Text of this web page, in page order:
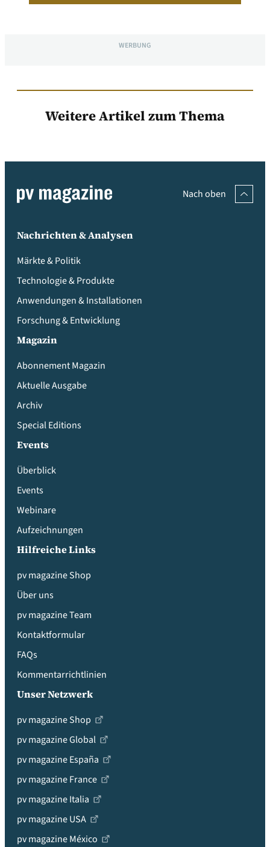
WERBUNG
Weitere Artikel zum Thema
Nach oben
Nachrichten & Analysen
Märkte & Politik
Technologie & Produkte
Anwendungen & Installationen
Forschung & Entwicklung
Magazin
Abonnement Magazin
Aktuelle Ausgabe
Archiv
Special Editions
Events
Überblick
Events
Webinare
Aufzeichnungen
Hilfreiche Links
pv magazine Shop
Über uns
pv magazine Team
Kontaktformular
FAQs
Kommentarrichtlinien
Unser Netzwerk
pv magazine Shop
pv magazine Global
pv magazine España
pv magazine France
pv magazine Italia
pv magazine USA
pv magazine México